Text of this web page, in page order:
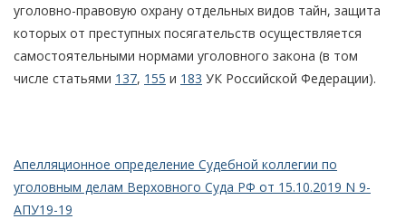
уголовно-правовую охрану отдельных видов тайн, защита
которых от преступных посягательств осуществляется
самостоятельными нормами уголовного закона (в том
числе статьями 137, 155 и 183 УК Российской Федерации).
Апелляционное определение Судебной коллегии по
уголовным делам Верховного Суда РФ от 15.10.2019 N 9-
АПУ19-19